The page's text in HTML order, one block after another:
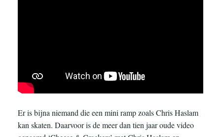
Er is bijna niemand die een mini ramp zoals Chris Haslam
kan skaten. Daarvoor is de meer dan tien jaar oude video